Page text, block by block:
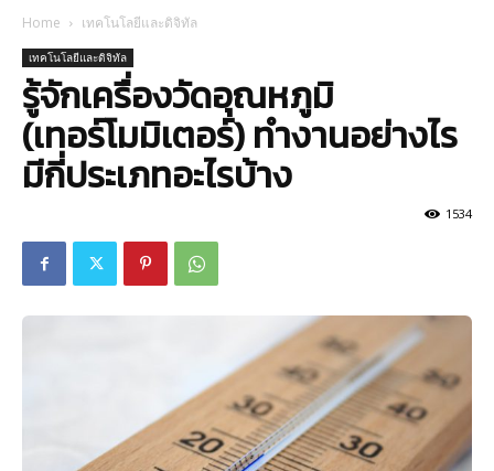
Home เทคโนโลยีและดิจิทัล
เทคโนโลยีและดิจิทัล
รู้จักเครื่องวัดอุณหภูมิ
(เทอร์โมมิเตอร์) ทำงานอย่างไร
มีกี่ประเภทอะไรบ้าง
1534